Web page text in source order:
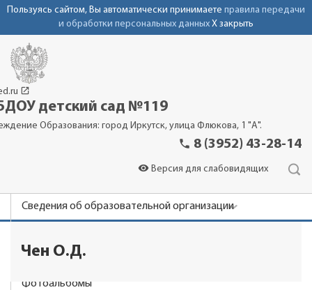
Пользуясь сайтом, Вы автоматически принимаете правила передачи
и обработки персональных данных X закрыть
launch
детский сад №119
Образования: город Иркутск, улица Флюкова, 1 "А".
phone 8 (3952) 43-28-14
visibility Версия для слабовидящих
Сведения об образовательной организации
Родителям
Фотоальбомы
Чен О.Д.